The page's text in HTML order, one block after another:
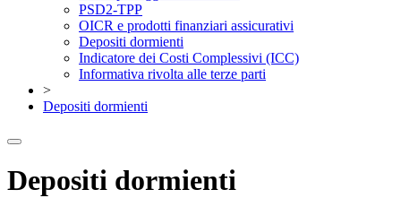
PSD2-TPP
OICR e prodotti finanziari assicurativi
Depositi dormienti
Indicatore dei Costi Complessivi (ICC)
Informativa rivolta alle terze parti
>
Depositi dormienti
Depositi dormienti